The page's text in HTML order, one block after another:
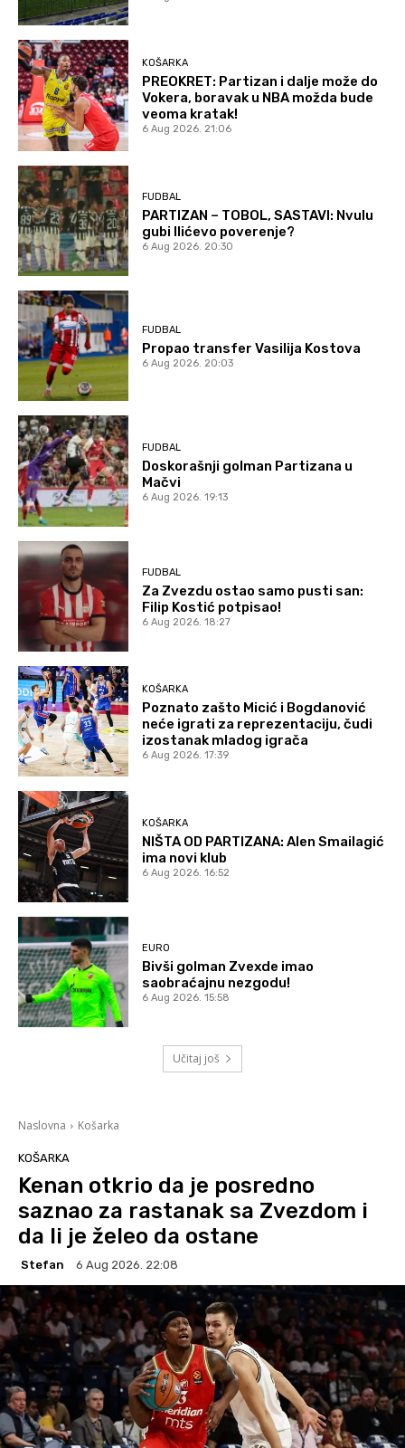
KOŠARKA
PREOKRET: Partizan i dalje može do
Vokera, boravak u NBA možda bude
veoma kratak!
6 Aug 2026. 21:06
FUDBAL
PARTIZAN – TOBOL, SASTAVI: Nvulu
gubi Ilićevo poverenje?
6 Aug 2026. 20:30
FUDBAL
Propao transfer Vasilija Kostova
6 Aug 2026. 20:03
FUDBAL
Doskorašnji golman Partizana u
Mačvi
6 Aug 2026. 19:13
FUDBAL
Za Zvezdu ostao samo pusti san:
Filip Kostić potpisao!
6 Aug 2026. 18:27
KOŠARKA
Poznato zašto Micić i Bogdanović
neće igrati za reprezentaciju, čudi
izostanak mladog igrača
6 Aug 2026. 17:39
KOŠARKA
NIŠTA OD PARTIZANA: Alen Smailagić
ima novi klub
6 Aug 2026. 16:52
EURO
Bivši golman Zvexde imao
saobraćajnu nezgodu!
6 Aug 2026. 15:58
Učitaj još